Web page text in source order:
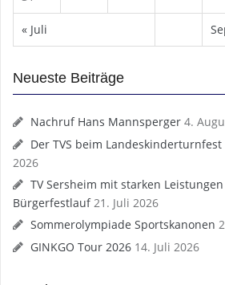
« Juli
Neueste Beiträge
Nachruf Hans Mannsperger 4.
Der TVS beim
2026
TV Sersheim mit starken
Bürgerfestlauf 21. Juli 2026
Sommerolympiade Sportskanonen
GINKGO Tour 2026 14. Juli 2026